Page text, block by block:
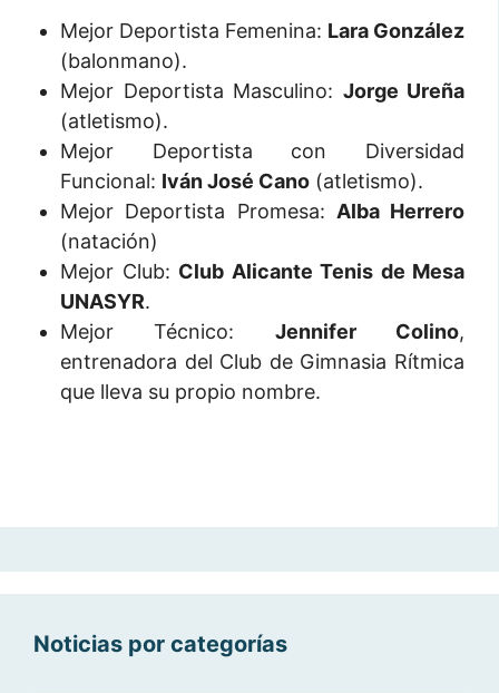
Mejor Deportista Femenina: Lara González
(balonmano).
Mejor Deportista Masculino: Jorge Ureña
(atletismo).
Mejor Deportista con Diversidad
Funcional: Iván José Cano (atletismo).
Mejor Deportista Promesa: Alba Herrero
(natación)
Mejor Club: Club Alicante Tenis de Mesa
UNASYR.
Mejor Técnico: Jennifer Colino,
entrenadora del Club de Gimnasia Rítmica
que lleva su propio nombre.
Noticias por categorías